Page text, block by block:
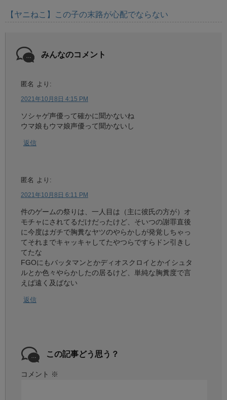
【ヤニねこ】この子の末路が心配でならない
みんなのコメント
匿名 より:
2021年10月8日 4:15 PM
ソシャゲ声優って確かに聞かないね
ウマ娘もウマ娘声優って聞かないし
返信
匿名 より:
2021年10月8日 6:11 PM
件のゲームの祭りは、一人目は（主に彼氏の方が）オ
モチャにされてるだけだったけど、そいつの謝罪直後
に今度はガチで胸糞なヤツのやらかしが発覚しちゃっ
てそれまでキャッキャしてたやつらですらドン引きし
てたな
FGOにもバッタマンとかディオスクロイとかイシュタ
ルとか色々やらかしたの居るけど、単純な胸糞度で言
えば遠く及ばない
返信
この記事どう思う？
コメント ※